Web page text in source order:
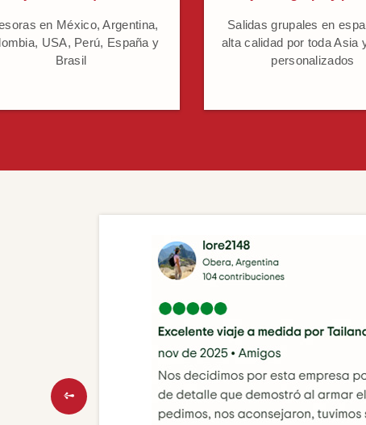
en México, Argentina,
USA, Perú, España y
Brasil
Salidas grupales en
alta calidad por toda Asia
personalizados